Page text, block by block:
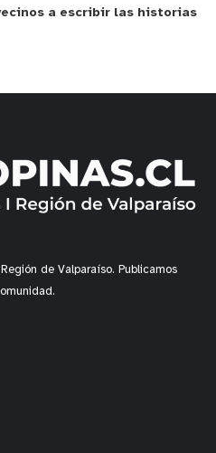
a escribir las historias
de Valparaíso. Publicamos